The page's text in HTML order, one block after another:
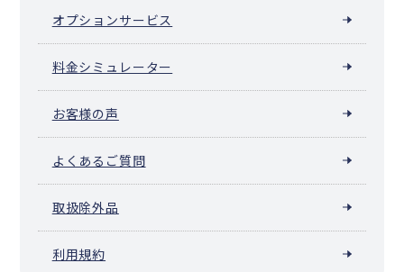
オプションサービス
料金シミュレーター
お客様の声
よくあるご質問
取扱除外品
利用規約